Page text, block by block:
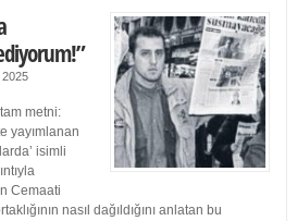
tam metni:
yayımlanan
isimli
Cemaati
nasıl dağıldığını anlatan bu